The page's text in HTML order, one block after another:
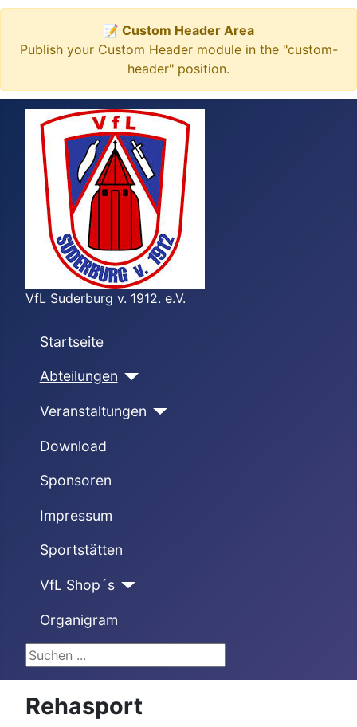
📝 Custom Header Area
Publish your Custom Header module in the "custom-
header" position.
VfL Suderburg v. 1912. e.V.
Startseite
Abteilungen
Veranstaltungen
Download
Sponsoren
Impressum
Sportstätten
VfL Shop´s
Organigram
Suchen ...
Rehasport